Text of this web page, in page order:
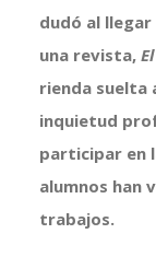
dudó al
una revista,
rienda suelta
inquietud
participar en
alumnos han
trabajos.